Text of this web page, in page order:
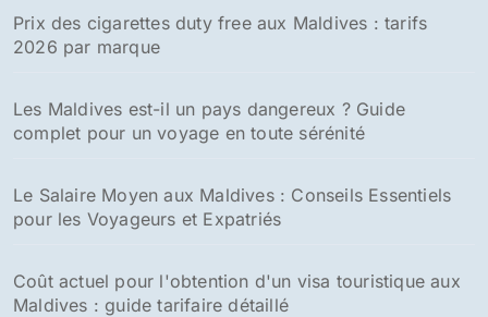
Prix des cigarettes duty free aux Maldives : tarifs
2026 par marque
Les Maldives est-il un pays dangereux ? Guide
complet pour un voyage en toute sérénité
Le Salaire Moyen aux Maldives : Conseils Essentiels
pour les Voyageurs et Expatriés
Coût actuel pour l'obtention d'un visa touristique aux
Maldives : guide tarifaire détaillé